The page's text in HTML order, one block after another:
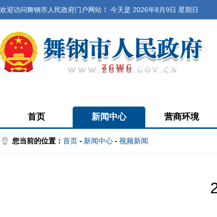
欢迎访问舞钢市人民政府门户网站！ 今天是 2026年8月9日 星期日
首页 新闻中心 营商环境
您当前的位置： 首页 - 新闻中心 - 视频新闻